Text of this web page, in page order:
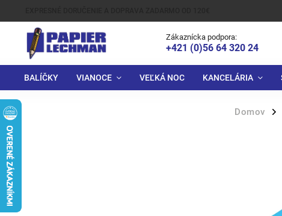
Zákaznícka podpora:
+421 (0)56 64 320 24
BALÍČKY VIANOCE VEĽKÁ NOC KANCELÁRIA
Domov /